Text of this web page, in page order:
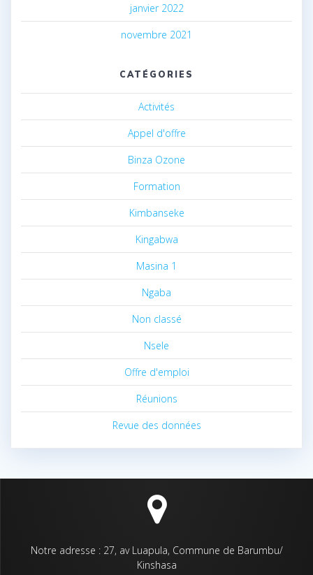
janvier 2022
novembre 2021
CATÉGORIES
Activités
Appel d'offre
Binza Ozone
Formation
Kimbanseke
Kingabwa
Masina 1
Ngaba
Non classé
Nsele
Offre d'emploi
Réunions
Revue des données
Notre adresse : 27, av Luapula, Commune de Barumbu/
Kinshasa